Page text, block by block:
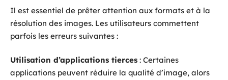
Il est essentiel de prêter attention aux formats et à la
résolution des images. Les utilisateurs commettent
parfois les erreurs suivantes :
Utilisation d’applications tierces : Certaines
applications peuvent réduire la qualité d’image, alors